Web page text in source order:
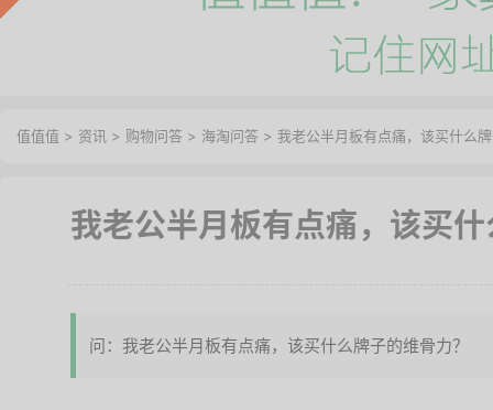
值值值 > 资讯 > 购物问答 > 海淘问答 > 我老公半月板有点痛，该买什么
我老公半月板有点痛，该买
问：我老公半月板有点痛，该买什么牌子的维骨力？